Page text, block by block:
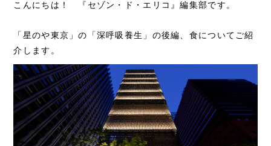
こんにちは！ 『セゾン・ド・エリコ』編集部です。
「星のや東京」の「深呼吸養生」の後編、食についてご紹
介します。